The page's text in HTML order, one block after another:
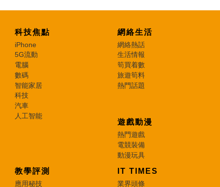
科技焦點
iPhone
5G流動
電腦
數碼
智能家居
科技
汽車
人工智能
網絡生活
網絡熱話
生活情報
筍買着數
旅遊筍料
熱門話題
遊戲動漫
熱門遊戲
電競裝備
動漫玩具
教學評測
應用秘技
IT TIMES
業界頭條